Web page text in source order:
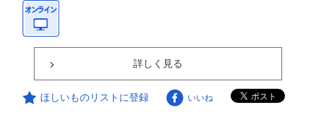
詳しく見る
ほしいものリストに登録 いいね